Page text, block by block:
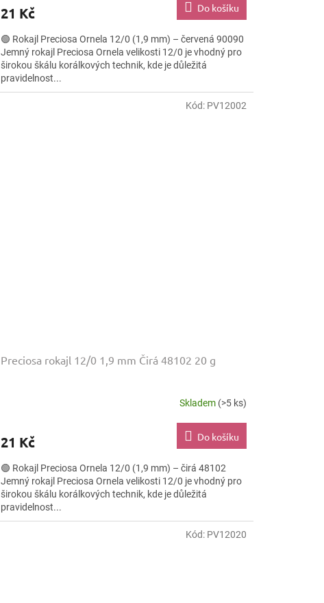
21 Kč Do košíku
🟢 Rokajl Preciosa Ornela 12/0 (1,9 mm) – červená 90090
Jemný rokajl Preciosa Ornela velikosti 12/0 je vhodný pro
širokou škálu korálkových technik, kde je důležitá
pravidelnost...
Preciosa rokajl 12/0 1,9 mm Čirá 48102 20 g
Skladem (>5 ks)
21 Kč Do košíku
🟢 Rokajl Preciosa Ornela 12/0 (1,9 mm) – čirá 48102
Jemný rokajl Preciosa Ornela velikosti 12/0 je vhodný pro
širokou škálu korálkových technik, kde je důležitá
pravidelnost...
Kód: PV12002
Kód: PV12020